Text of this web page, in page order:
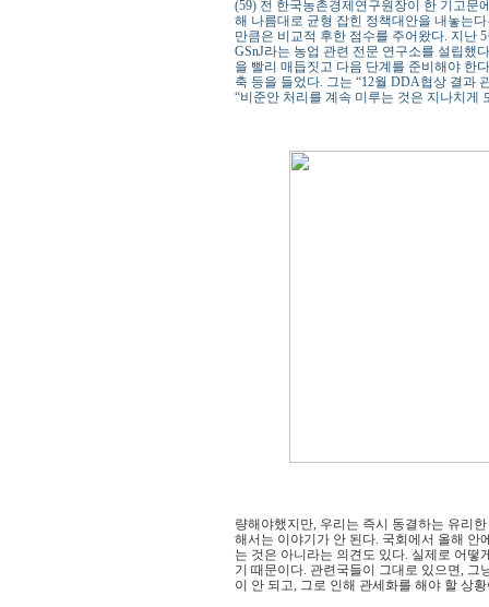
(59) 전 한국농촌경제연구원장이 한 기고문
해 나름대로 균형 잡힌 정책대안을 내놓는
만큼은 비교적 후한 점수를 주어왔다. 지난
GSnJ라는 농업 관련 전문 연구소를 설립했
을 빨리 매듭짓고 다음 단계를 준비해야 한
축 등을 들었다. 그는 “12월 DDA협상 결과
“비준안 처리를 계속 미루는 것은 지나치게
량해야했지만, 우리는 즉시 동결하는 유리
해서는 이야기가 안 된다. 국회에서 올해 안
는 것은 아니라는 의견도 있다. 실제로 어
기 때문이다. 관련국들이 그대로 있으면, 그
이 안 되고, 그로 인해 관세화를 해야 할 상